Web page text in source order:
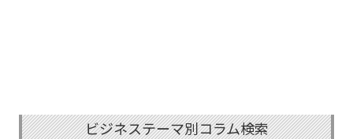
ビジネステーマ別コラム検索